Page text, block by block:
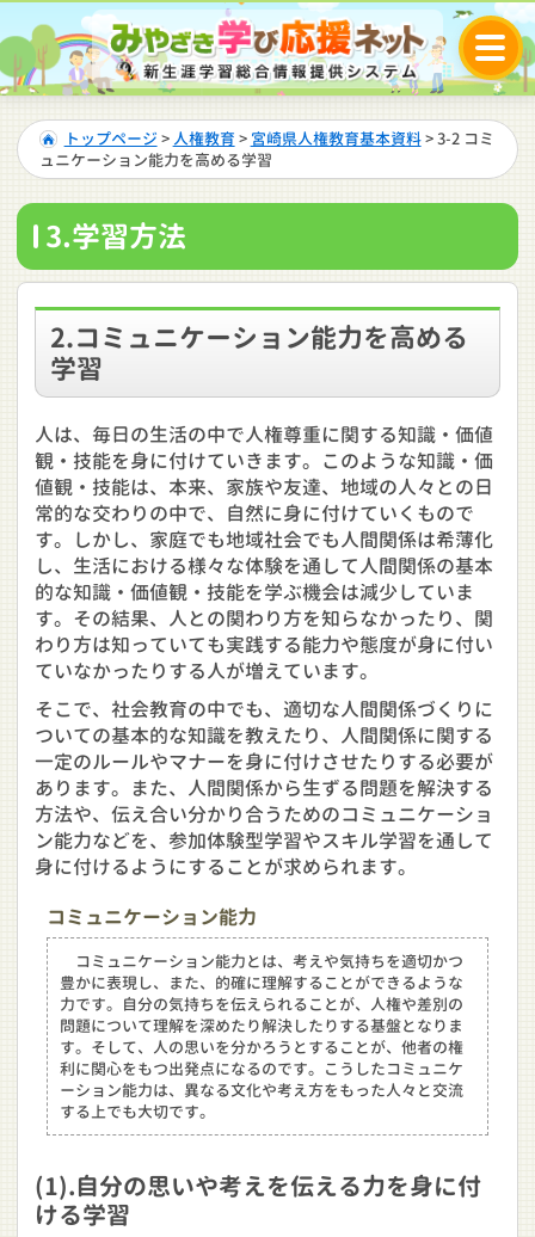
トップページ > 人権教育 > 宮崎県人権教育基本資料> 3-2 コミ
ュニケーション能力を高める学習
3.学習方法
2.コミュニケーション能力を高める
学習
人は、毎日の生活の中で人権尊重に関する知識・価値
観・技能を身に付けていきます。このような知識・価
値観・技能は、本来、家族や友達、地域の人々との日
常的な交わりの中で、自然に身に付けていくもので
す。しかし、家庭でも地域社会でも人間関係は希薄化
し、生活における様々な体験を通して人間関係の基本
的な知識・価値観・技能を学ぶ機会は減少していま
す。その結果、人との関わり方を知らなかったり、関
わり方は知っていても実践する能力や態度が身に付い
ていなかったりする人が増えています。
そこで、社会教育の中でも、適切な人間関係づくりに
ついての基本的な知識を教えたり、人間関係に関する
一定のルールやマナーを身に付けさせたりする必要が
あります。また、人間関係から生ずる問題を解決する
方法や、伝え合い分かり合うためのコミュニケーショ
ン能力などを、参加体験型学習やスキル学習を通して
身に付けるようにすることが求められます。
コミュニケーション能力
コミュニケーション能力とは、考えや気持ちを適切かつ
豊かに表現し、また、的確に理解することができるような
力です。自分の気持ちを伝えられることが、人権や差別の
問題について理解を深めたり解決したりする基盤となりま
す。そして、人の思いを分かろうとすることが、他者の権
利に関心をもつ出発点になるのです。こうしたコミュニケ
ーション能力は、異なる文化や考え方をもった人々と交流
する上でも大切です。
(1).自分の思いや考えを伝える力を身に付
ける学習